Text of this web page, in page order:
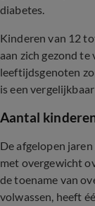
diabetes.
Kinderen van 12
aan zich gezond
leeftijdsgenoten
is een
Aantal
De afgelopen
met overgewicht
de toename van
volwassen, heeft